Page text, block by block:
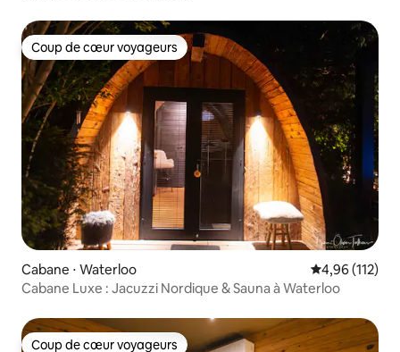
Coup de cœur voyageurs
Coup de cœur voyageurs
Cabane ⋅ Waterloo Évaluation
4,96 (112)
Cabane Luxe : Jacuzzi Nordique & Sauna à Waterloo
Coup de cœur voyageurs